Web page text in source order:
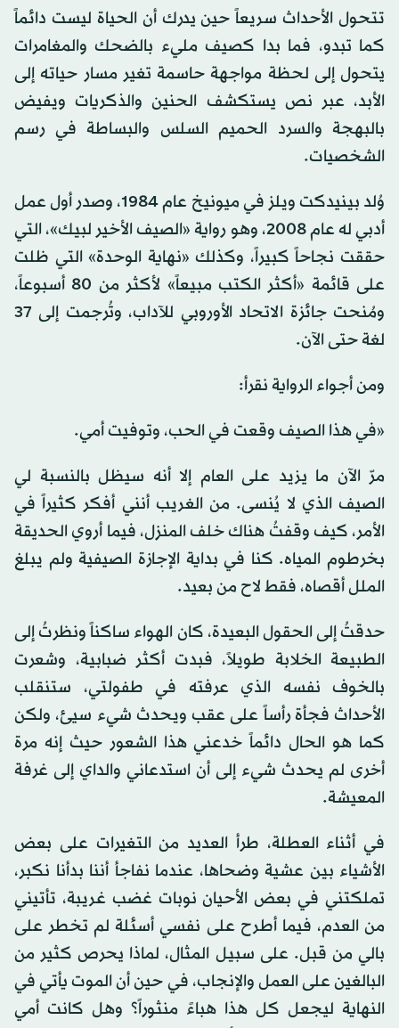
تتحول الأحداث سريعاً حين يدرك أن الحياة ليست دائماً
كما تبدو، فما بدا كصيف مليء بالضحك والمغامرات
يتحول إلى لحظة مواجهة حاسمة تغير مسار حياته إلى
الأبد، عبر نص يستكشف الحنين والذكريات ويفيض
بالبهجة والسرد الحميم السلس والبساطة في رسم
الشخصيات.
وُلد بينيدكت ويلز في ميونيخ عام 1984، وصدر أول عمل
أدبي له عام 2008، وهو رواية «الصيف الأخير لبيك»، التي
حققت نجاحاً كبيراً، وكذلك «نهاية الوحدة» التي ظلت
على قائمة «أكثر الكتب مبيعاً» لأكثر من 80 أسبوعاً،
ومُنحت جائزة الاتحاد الأوروبي للآداب، وتُرجمت إلى 37
لغة حتى الآن.
ومن أجواء الرواية نقرأ:
«في هذا الصيف وقعت في الحب، وتوفيت أمي.
مرّ الآن ما يزيد على العام إلا أنه سيظل بالنسبة لي
الصيف الذي لا يُنسى. من الغريب أنني أفكر كثيراً في
الأمر، كيف وقفتُ هناك خلف المنزل، فيما أروي الحديقة
بخرطوم المياه. كنا في بداية الإجازة الصيفية ولم يبلغ
الملل أقصاه، فقط لاح من بعيد.
حدقتُ إلى الحقول البعيدة، كان الهواء ساكناً ونظرتُ إلى
الطبيعة الخلابة طويلاً، فبدت أكثر ضبابية، وشعرت
بالخوف نفسه الذي عرفته في طفولتي، ستنقلب
الأحداث فجأة رأساً على عقب ويحدث شيء سيئ، ولكن
كما هو الحال دائماً خدعني هذا الشعور حيث إنه مرة
أخرى لم يحدث شيء إلى أن استدعاني والداي إلى غرفة
المعيشة.
في أثناء العطلة، طرأ العديد من التغيرات على بعض
الأشياء بين عشية وضحاها، عندما نفاجأ أننا بدأنا نكبر،
تملكتني في بعض الأحيان نوبات غضب غريبة، تأتيني
من العدم، فيما أطرح على نفسي أسئلة لم تخطر على
بالي من قبل. على سبيل المثال، لماذا يحرص كثير من
البالغين على العمل والإنجاب، في حين أن الموت يأتي في
النهاية ليجعل كل هذا هباءً منثوراً؟ وهل كانت أمي